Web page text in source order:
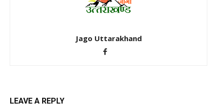
Jago Uttarakhand
LEAVE A REPLY